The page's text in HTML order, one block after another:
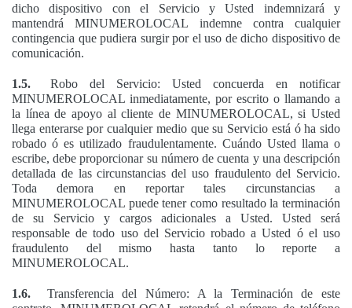
dicho dispositivo con el Servicio y Usted indemnizará y
mantendrá MINUMEROLOCAL indemne contra cualquier
contingencia que pudiera surgir por el uso de dicho dispositivo de
comunicación.
1.5.
Robo del Servicio: Usted concuerda en notificar
MINUMEROLOCAL inmediatamente, por escrito o llamando a
la línea de apoyo al cliente de MINUMEROLOCAL, si Usted
llega enterarse por cualquier medio que su Servicio está ó ha sido
robado ó es utilizado fraudulentamente. Cuándo Usted llama o
escribe, debe proporcionar su número de cuenta y una descripción
detallada de las circunstancias del uso fraudulento del Servicio.
Toda demora en reportar tales circunstancias a
MINUMEROLOCAL puede tener como resultado la terminación
de su Servicio y cargos adicionales a Usted. Usted será
responsable de todo uso del Servicio robado a Usted ó el uso
fraudulento del mismo hasta tanto lo reporte a
MINUMEROLOCAL.
1.6.
Transferencia del Número: A la Terminación de este